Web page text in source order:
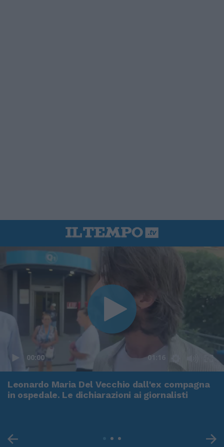
00:00 01:16
Leonardo Maria Del Vecchio dall'ex compagna
in ospedale. Le dichiarazioni ai giornalisti